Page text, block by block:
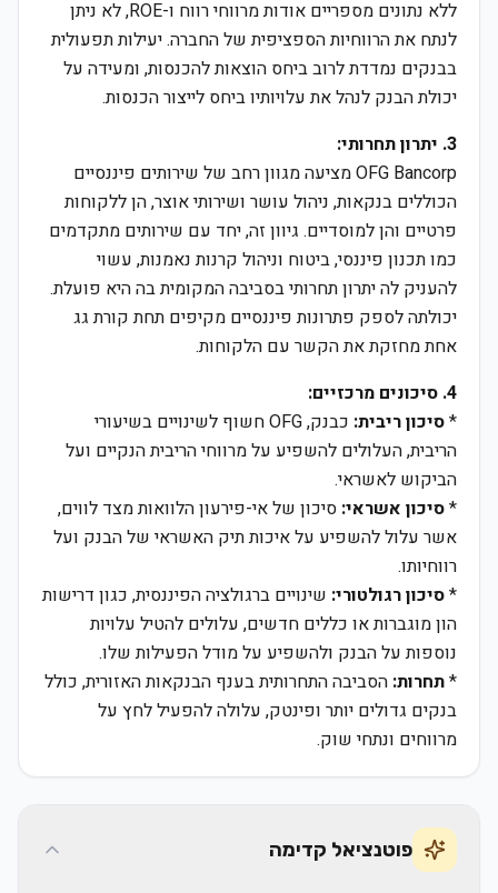
ללא נתונים מספריים אודות מרווחי רווח ו-ROE, לא ניתן
לנתח את הרווחיות הספציפית של החברה. יעילות תפעולית
בבנקים נמדדת לרוב ביחס הוצאות להכנסות, ומעידה על
יכולת הבנק לנהל את עלויותיו ביחס לייצור הכנסות.
3. יתרון תחרותי:
OFG Bancorp מציעה מגוון רחב של שירותים פיננסיים
הכוללים בנקאות, ניהול עושר ושירותי אוצר, הן ללקוחות
פרטיים והן למוסדיים. גיוון זה, יחד עם שירותים מתקדמים
כמו תכנון פיננסי, ביטוח וניהול קרנות נאמנות, עשוי
להעניק לה יתרון תחרותי בסביבה המקומית בה היא פועלת.
יכולתה לספק פתרונות פיננסיים מקיפים תחת קורת גג
אחת מחזקת את הקשר עם הלקוחות.
4. סיכונים מרכזיים:
*סיכון ריבית:
כבנק, OFG חשוף לשינויים בשיעורי
הריבית, העלולים להשפיע על מרווחי הריבית הנקיים ועל
הביקוש לאשראי.
*סיכון אשראי: סיכון של אי-פירעון הלוואות מצד לווים,
אשר עלול להשפיע על איכות תיק האשראי של הבנק ועל
רווחיותו.
*סיכון רגולטורי: שינויים ברגולציה הפיננסית, כגון דרישות
הון מוגברות או כללים חדשים, עלולים להטיל עלויות
נוספות על הבנק ולהשפיע על מודל הפעילות שלו.
*תחרות: הסביבה התחרותית בענף הבנקאות האזורית, כולל
בנקים גדולים יותר ופינטק, עלולה להפעיל לחץ על
מרווחים ונתחי שוק.
פוטנציאל קדימה